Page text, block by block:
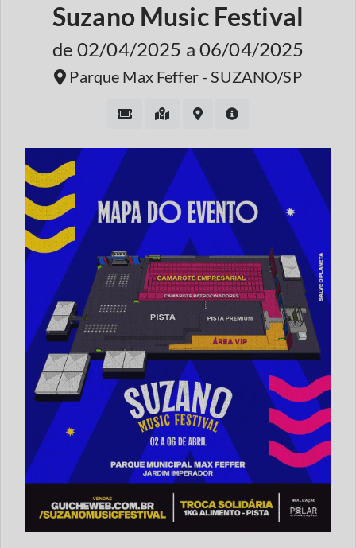
Suzano Music Festival
de 02/04/2025 a 06/04/2025
Parque Max Feffer - SUZANO/SP